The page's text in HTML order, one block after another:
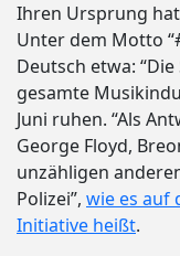
Ihren Ursprung
Unter dem Motto
Deutsch etwa:
gesamte
Juni ruhen. “Als
George Floyd,
unzähligen
Polizei”, wie es auf
Initiative heißt.